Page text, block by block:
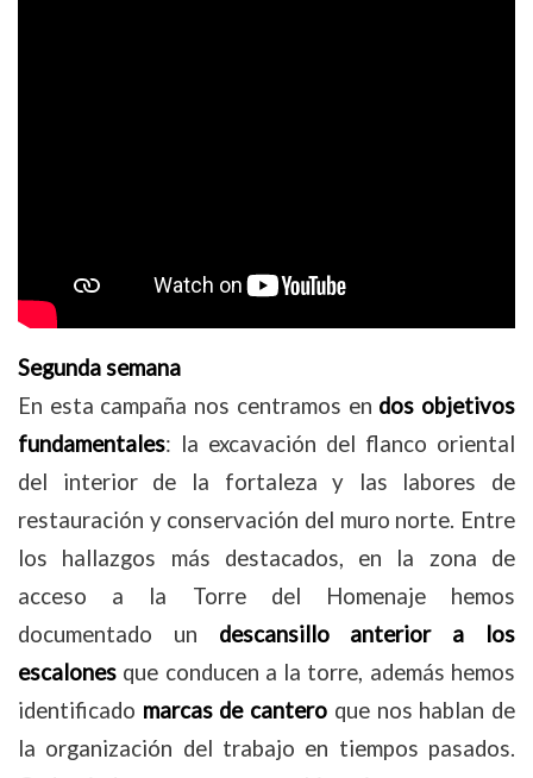
Segunda semana
En esta campaña nos centramos en dos objetivos
fundamentales: la excavación del flanco oriental
del interior de la fortaleza y las labores de
restauración y conservación del muro norte. Entre
los hallazgos más destacados, en la zona de
acceso a la Torre del Homenaje hemos
documentado un descansillo anterior a los
escalones que conducen a la torre, además hemos
identificado marcas de cantero que nos hablan de
la organización del trabajo en tiempos pasados.